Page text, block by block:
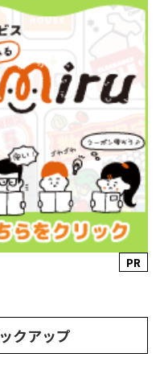
PR
クアップ